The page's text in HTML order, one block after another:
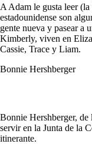
A Adam le gusta leer
estadounidense son
gente nueva y pasear a
Kimberly, viven en
Cassie, Trace y Liam.
Bonnie Hershberger
Bonnie Hershberger, de
servir en la Junta de la
itinerante.